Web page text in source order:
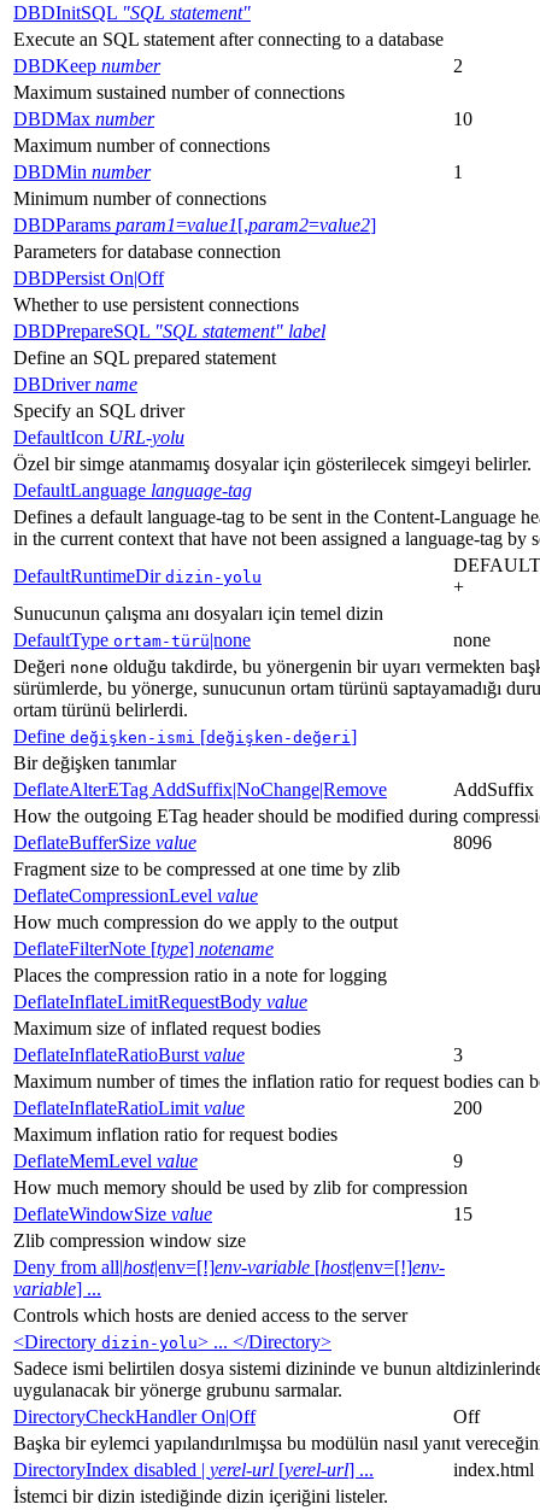
DBDInitSQL "SQL statement"
Execute an SQL statement after connecting to a database
DBDKeep number
2
Maximum sustained number of connections
DBDMax number
10
Maximum number of connections
DBDMin number
1
Minimum number of connections
DBDParams param1=value1[,param2=value2]
Parameters for database connection
DBDPersist On|Off
Whether to use persistent connections
DBDPrepareSQL "SQL statement" label
Define an SQL prepared statement
DBDrivername
Specify an SQL driver
DefaultIcon URL-yolu
Özel bir simge atanmamış dosyalar için gösterilecek simgeyi belirler.
DefaultLanguage language-tag
Defines a default language-tag to be sent in the Content-Language
in the current context that have not been assigned a language-tag by
DefaultRuntimeDir dizin-yolu
+
Sunucunun çalışma anı dosyaları için temel dizin
DefaultType ortam-türü|none
none
Değeri none olduğu takdirde, bu yönergenin bir uyarı vermekten
sürümlerde, bu yönerge, sunucunun ortam türünü saptayamadığı
ortam türünü belirlerdi.
Define değişken-ismi [değişken-değeri ]
Bir değişken tanımlar
DeflateAlterETag AddSuffix|NoChange|Remove
AddSuffix
How the outgoing ETag header should be modified during
DeflateBufferSize value
8096
Fragment size to be compressed at one time by zlib
DeflateCompressionLevel value
How much compression do we apply to the output
DeflateFilterNote [type] notename
Places the compression ratio in a note for logging
DeflateInflateLimitRequestBody value
Maximum size of inflated request bodies
DeflateInflateRatioBurst value
3
Maximum number of times the inflation ratio for request bodies can
DeflateInflateRatioLimit value
200
Maximum inflation ratio for request bodies
DeflateMemLevel value
9
How much memory should be used by zlib for compression
DeflateWindowSize value
15
Zlib compression window size
Deny from all|host|env=[!]env-variable [host|env=[!]env-
variable] ...
Controls which hosts are denied access to the server
<Directory dizin-yolu> ... </Directory>
Sadece ismi belirtilen dosya sistemi dizininde ve bunun
uygulanacak bir yönerge grubunu sarmalar.
DirectoryCheckHandler On|Off
Off
Başka bir eylemci yapılandırılmışsa bu modülün nasıl yanıt
DirectoryIndex disabled | yerel-url [yerel-url] ...
index.html
İstemci bir dizin istediğinde dizin içeriğini listeler.